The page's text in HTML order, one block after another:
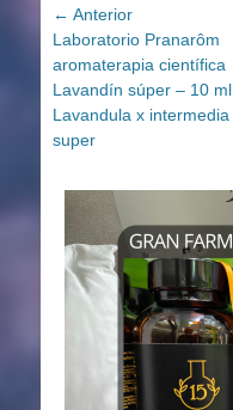
Navegación
de
entradas
← Anterior
Entrada
anterior:
Laboratorio Pranarôm
aromaterapia científica
Lavandín súper – 10 ml
Lavandula x intermedia
super